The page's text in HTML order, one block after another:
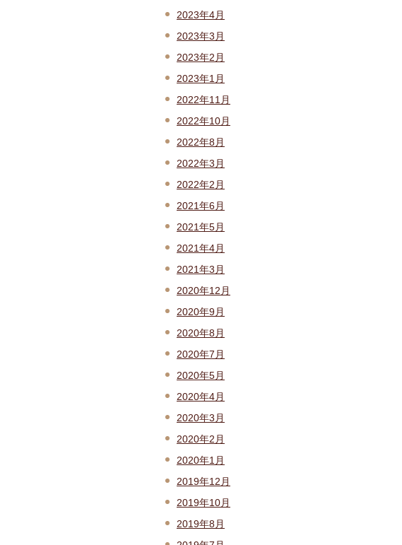
2023年4月
2023年3月
2023年2月
2023年1月
2022年11月
2022年10月
2022年8月
2022年3月
2022年2月
2021年6月
2021年5月
2021年4月
2021年3月
2020年12月
2020年9月
2020年8月
2020年7月
2020年5月
2020年4月
2020年3月
2020年2月
2020年1月
2019年12月
2019年10月
2019年8月